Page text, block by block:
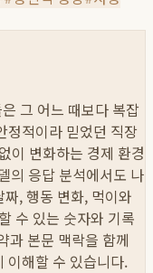
그 어느 때보다 복잡
정적이라 믿었던 직장
이 변화하는 경제 환경
의 응답 분석에서도 나
, 행동 변화, 먹이와
수 있는 숫자와 기록
과 본문 맥락을 함께
이해할 수 있습니다.